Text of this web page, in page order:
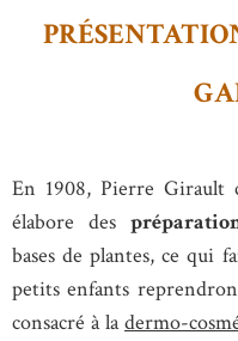
En 1908, Pierre Girault
élabore des
bases de plantes, ce qui
petits enfants
consacré à ladermo-